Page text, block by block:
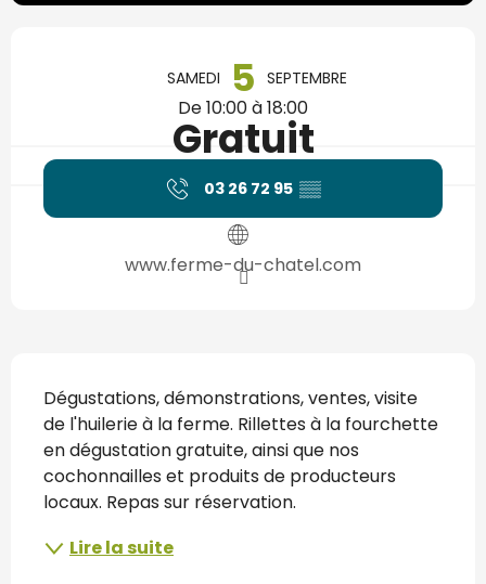
SAMEDI 5 SEPTEMBRE
De 10:00 à 18:00
Gratuit
03 26 72 95 ▒▒
www.ferme-du-chatel.com
Dégustations, démonstrations, ventes, visite
de l'huilerie à la ferme. Rillettes à la fourchette
en dégustation gratuite, ainsi que nos
cochonnailles et produits de producteurs
locaux. Repas sur réservation.
Lire la suite